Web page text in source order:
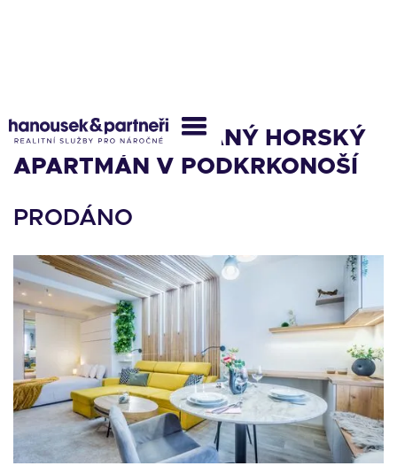
ZREKONSTRUOVANÝ HORSKÝ
APARTMÁN V PODKRKONOŠÍ
PRODÁNO